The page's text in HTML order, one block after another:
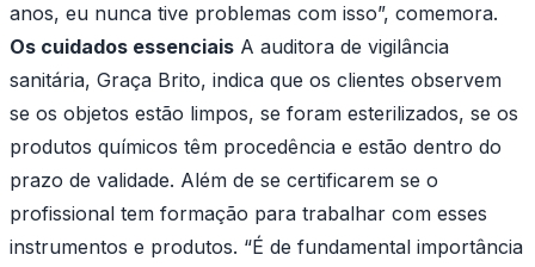
anos, eu nunca tive problemas com isso”, comemora.
Os cuidados essenciais A auditora de vigilância
sanitária, Graça Brito, indica que os clientes observem
se os objetos estão limpos, se foram esterilizados, se os
produtos químicos têm procedência e estão dentro do
prazo de validade. Além de se certificarem se o
profissional tem formação para trabalhar com esses
instrumentos e produtos. “É de fundamental importância